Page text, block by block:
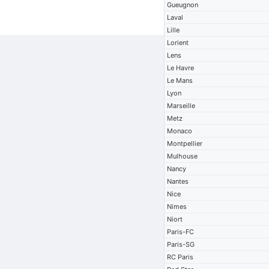
Gueugnon
Laval
Lille
Lorient
Lens
Le Havre
Le Mans
Lyon
Marseille
Metz
Monaco
Montpellier
Mulhouse
Nancy
Nantes
Nice
Nimes
Niort
Paris-FC
Paris-SG
RC Paris